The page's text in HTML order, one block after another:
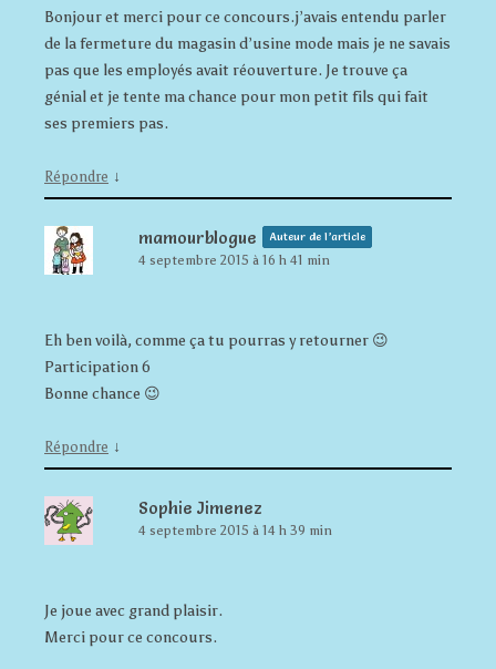
Bonjour et merci pour ce concours.j’avais entendu parler
de la fermeture du magasin d’usine mode mais je ne savais
pas que les employés avait réouverture. Je trouve ça
génial et je tente ma chance pour mon petit fils qui fait
ses premiers pas.
Répondre ↓
mamourblogue Auteur de l’article
4 septembre 2015 à 16 h 41 min
Eh ben voilà, comme ça tu pourras y retourner 😉
Participation 6
Bonne chance 😉
Répondre ↓
Sophie Jimenez
4 septembre 2015 à 14 h 39 min
Je joue avec grand plaisir.
Merci pour ce concours.